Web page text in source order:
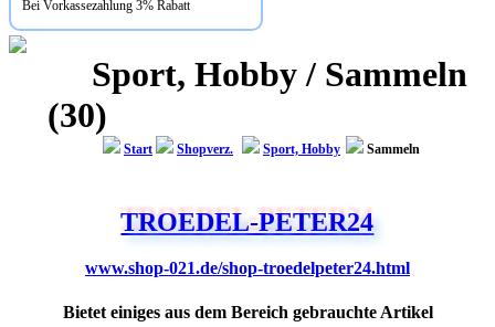
Sport, Hobby / Sammeln
(30)
Shopverz. Sport, Hobby
www.shop-021.de/shop-troedelpeter24.html
Bietet einiges aus dem Bereich gebrauchte Artikel
Produkte: Sortiment Service:
Mallux Shopsoftware